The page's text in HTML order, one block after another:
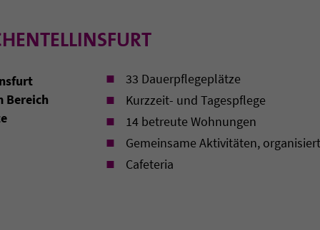
Bereich
33 Dauerpflegeplätze
Kurzzeit- und Tagespflege
14 betreute Wohnungen
Gemeinsame Aktivitäten,
Cafeteria